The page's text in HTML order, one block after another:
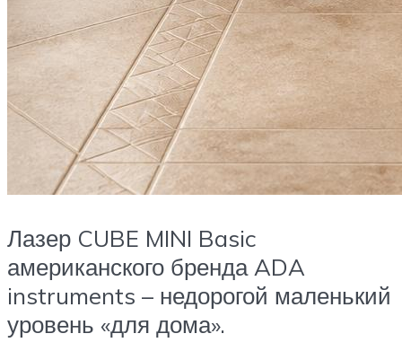
Лазер CUBE MINI Basic
американского бренда ADA
instruments – недорогой маленький
уровень «для дома».